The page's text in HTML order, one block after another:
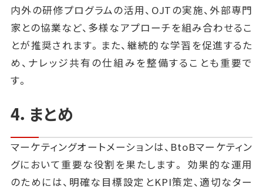
内外の研修プログラムの活用、OJTの実施、外部専門
家との協業など、多様なアプローチを組み合わせるこ
とが推奨されます。また、継続的な学習を促進するた
め、ナレッジ共有の仕組みを整備することも重要で
す。
4．まとめ
マーケティングオートメーションは、BtoBマーケティン
グにおいて重要な役割を果たします。 効果的な運用
のためには、明確な目標設定とKPI策定、適切なター